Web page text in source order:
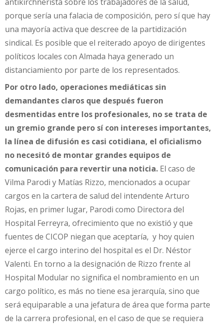
porque sería una falacia de composición, pero sí que hay
una mayoría activa que descree de la partidización
sindical. Es posible que el reiterado apoyo de dirigentes
políticos locales con Almada haya generado un
distanciamiento por parte de los representados.
Por otro lado, operaciones mediáticas sin
demandantes claros que después fueron
desmentidas entre los profesionales, no se trata de
un gremio grande pero sí con intereses importantes,
la línea de difusión es casi cotidiana, el oficialismo
no necesitó de montar grandes equipos de
comunicación para revertir una noticia. El caso de
Vilma Parodi y Matías Rizzo, mencionados a ocupar
cargos en la cartera de salud del intendente Arturo
Rojas, en primer lugar, Parodi como Directora del
Hospital Ferreyra, ofrecimiento que no existió y que
fuentes de CICOP niegan que aceptaría, y hoy quien
ejerce el cargo interino del hospital es el Dr. Néstor
Valenti. En torno a la designación de Rizzo frente al
Hospital Modular no significa el nombramiento en un
cargo político, es más no tiene esa jerarquía, sino que
será equiparable a una jefatura de área que forma parte
de la carrera profesional, en el caso de que se requiera